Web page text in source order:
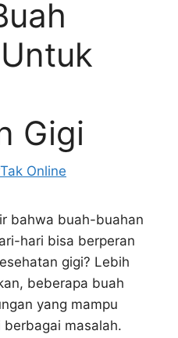
Gigi
Online
bahwa buah-buahan
hari bisa berperan
gigi? Lebih
beberapa buah
yang mampu
masalah.